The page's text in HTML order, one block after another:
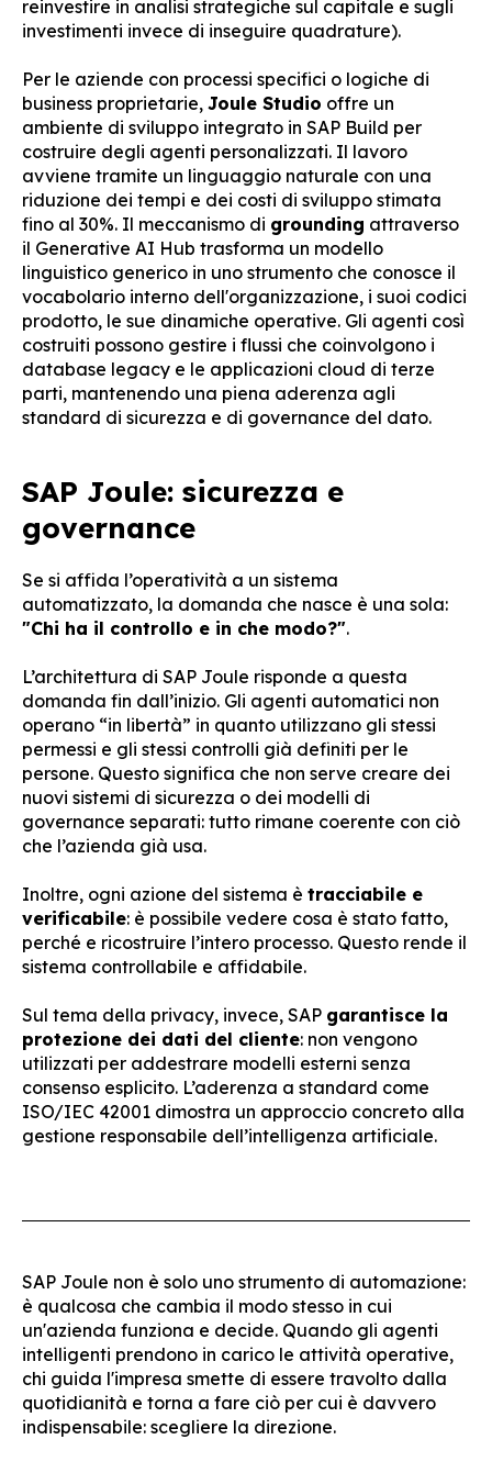
reinvestire in analisi strategiche sul capitale e sugli
investimenti invece di inseguire quadrature).
Per le aziende con processi specifici o logiche di
business proprietarie, Joule Studio offre un
ambiente di sviluppo integrato in SAP Build per
costruire degli agenti personalizzati. Il lavoro
avviene tramite un linguaggio naturale con una
riduzione dei tempi e dei costi di sviluppo stimata
fino al 30%. Il meccanismo di grounding attraverso
il Generative AI Hub trasforma un modello
linguistico generico in uno strumento che conosce il
vocabolario interno dell'organizzazione, i suoi codici
prodotto, le sue dinamiche operative. Gli agenti così
costruiti possono gestire i flussi che coinvolgono i
database legacy e le applicazioni cloud di terze
parti, mantenendo una piena aderenza agli
standard di sicurezza e di governance del dato.
SAP Joule: sicurezza e
governance
Se si affida l’operatività a un sistema
automatizzato, la domanda che nasce è una sola:
"Chi ha il controllo e in che modo?".
L’architettura di SAP Joule risponde a questa
domanda fin dall’inizio. Gli agenti automatici non
operano “in libertà” in quanto utilizzano gli stessi
permessi e gli stessi controlli già definiti per le
persone. Questo significa che non serve creare dei
nuovi sistemi di sicurezza o dei modelli di
governance separati: tutto rimane coerente con ciò
che l’azienda già usa.
Inoltre, ogni azione del sistema è tracciabile e
verificabile: è possibile vedere cosa è stato fatto,
perché e ricostruire l’intero processo. Questo rende il
sistema controllabile e affidabile.
Sul tema della privacy, invece, SAP garantisce la
protezione dei dati del cliente: non vengono
utilizzati per addestrare modelli esterni senza
consenso esplicito. L’aderenza a standard come
ISO/IEC 42001 dimostra un approccio concreto alla
gestione responsabile dell’intelligenza artificiale.
SAP Joule non è solo uno strumento di automazione:
è qualcosa che cambia il modo stesso in cui
un'azienda funziona e decide. Quando gli agenti
intelligenti prendono in carico le attività operative,
chi guida l'impresa smette di essere travolto dalla
quotidianità e torna a fare ciò per cui è davvero
indispensabile: scegliere la direzione.